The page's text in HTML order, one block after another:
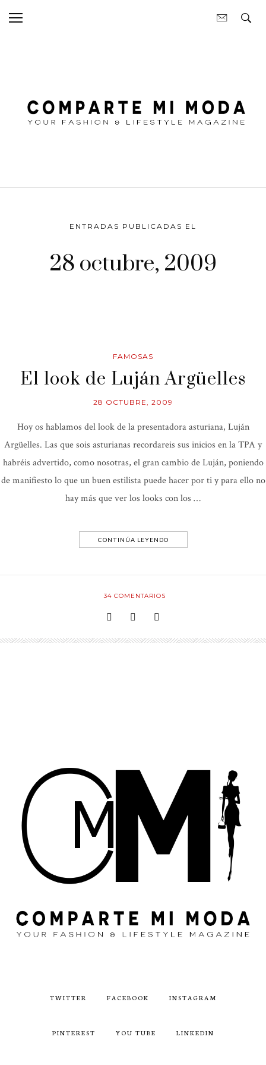
ENTRADAS PUBLICADAS EL
28 octubre, 2009
FAMOSAS
El look de Luján Argüelles
28 OCTUBRE, 2009
Hoy os hablamos del look de la presentadora asturiana, Luján
Argüelles. Las que sois asturianas recordareis sus inicios en la TPA y
habréis advertido, como nosotras, el gran cambio de Luján, poniendo
de manifiesto lo que un buen estilista puede hacer por ti y para ello no
hay más que ver los looks con los …
CONTINÚA LEYENDO
34COMENTARIOS
TWITTER FACEBOOK INSTAGRAM
PINTEREST YOU TUBE LINKEDIN